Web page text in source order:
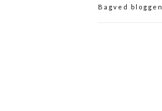
Bagved bloggen